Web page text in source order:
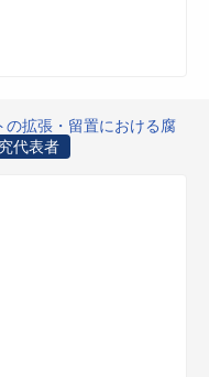
の拡張・留置における腐
代表者